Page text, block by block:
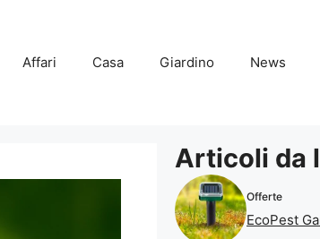
Affari Casa Giardino News
Articoli da
Offerte
EcoPest